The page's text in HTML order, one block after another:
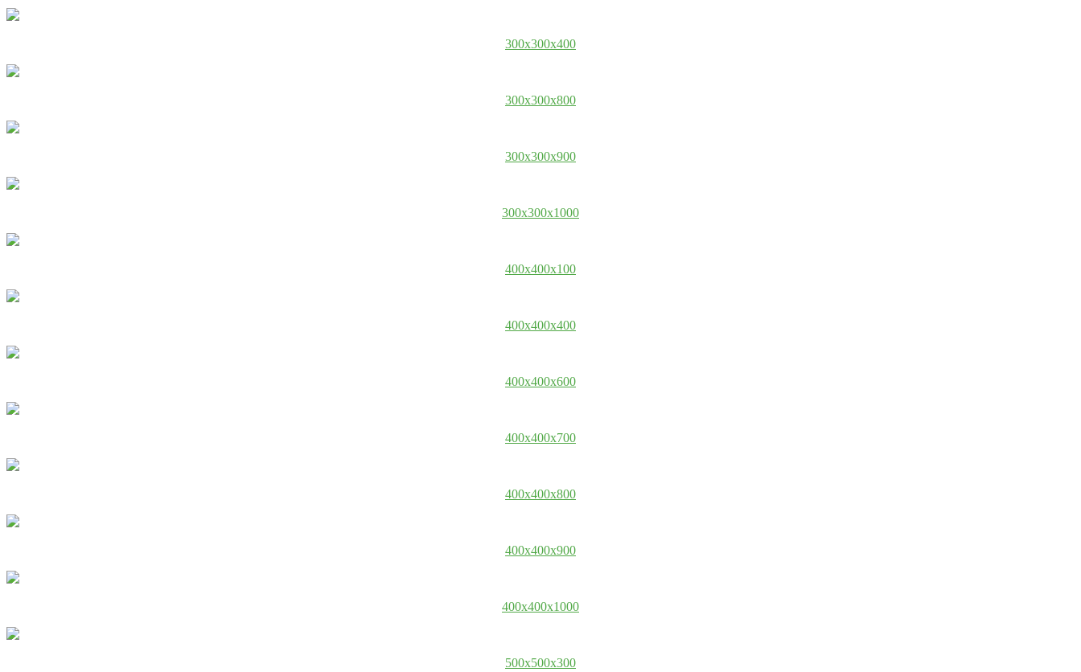
300x300x400
300x300x800
300x300x900
300x300x1000
400x400x100
400x400x400
400x400x600
400x400x700
400x400x800
400x400x900
400x400x1000
500x500x300